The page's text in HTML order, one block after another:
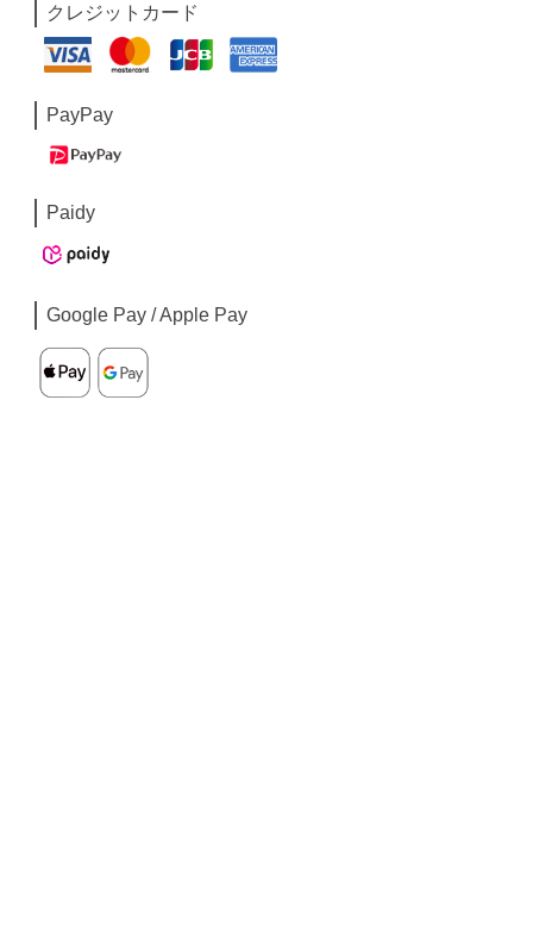
クレジットカード
PayPay
Paidy
Google Pay / Apple Pay